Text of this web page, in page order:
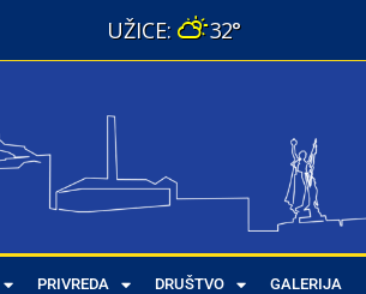
32°
PRIVREDA DRUŠTVO GALERIJA